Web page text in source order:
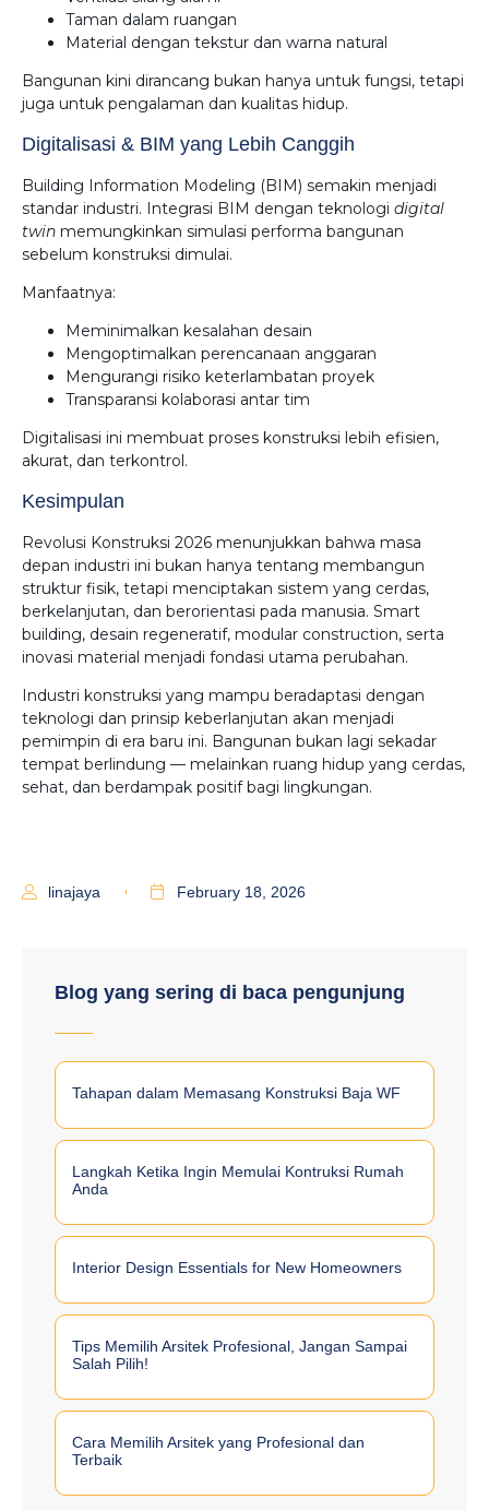
Taman dalam ruangan
Material dengan tekstur dan warna natural
Bangunan kini dirancang bukan hanya untuk fungsi, tetapi
juga untuk pengalaman dan kualitas hidup.
Digitalisasi & BIM yang Lebih Canggih
Building Information Modeling (BIM) semakin menjadi
standar industri. Integrasi BIM dengan teknologi digital
twin memungkinkan simulasi performa bangunan
sebelum konstruksi dimulai.
Manfaatnya:
Meminimalkan kesalahan desain
Mengoptimalkan perencanaan anggaran
Mengurangi risiko keterlambatan proyek
Transparansi kolaborasi antar tim
Digitalisasi ini membuat proses konstruksi lebih efisien,
akurat, dan terkontrol.
Kesimpulan
Revolusi Konstruksi 2026 menunjukkan bahwa masa
depan industri ini bukan hanya tentang membangun
struktur fisik, tetapi menciptakan sistem yang cerdas,
berkelanjutan, dan berorientasi pada manusia. Smart
building, desain regeneratif, modular construction, serta
inovasi material menjadi fondasi utama perubahan.
Industri konstruksi yang mampu beradaptasi dengan
teknologi dan prinsip keberlanjutan akan menjadi
pemimpin di era baru ini. Bangunan bukan lagi sekadar
tempat berlindung — melainkan ruang hidup yang cerdas,
sehat, dan berdampak positif bagi lingkungan.
linajaya February 18, 2026
Blog yang sering di baca pengunjung
Tahapan dalam Memasang Konstruksi Baja WF
Langkah Ketika Ingin Memulai Kontruksi Rumah
Anda
Interior Design Essentials for New Homeowners
Tips Memilih Arsitek Profesional, Jangan Sampai
Salah Pilih!
Cara Memilih Arsitek yang Profesional dan
Terbaik